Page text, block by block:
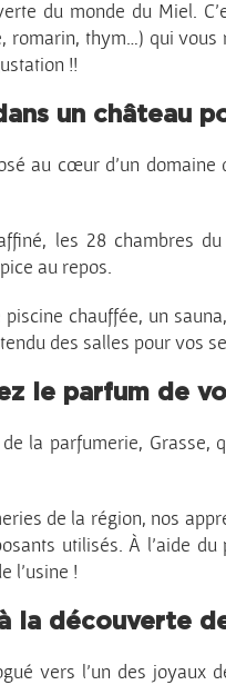
du monde du Miel.
romarin, thym…) qui
!!
un château
au cœur d’un
les 28 chambres
au repos.
chauffée, un
des salles pour vos
le parfum de
la parfumerie,
de la région, nos
utilisés. À l’aide
l’usine !
la découverte
vers l’un des joyaux